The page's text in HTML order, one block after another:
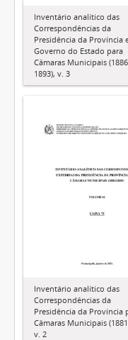
Inventário analítico das
Correspondências da
Presidência da Província
Governo do Estado para
Câmaras Municipais
1893), v. 3
Inventário analítico das
Correspondências da
Presidência da Província
Câmaras Municipais
v. 2